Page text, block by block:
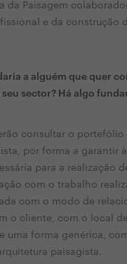
da Paisagem
e da construção
a alguém que quer
sector? Há algo
consultar o portefólio
por forma a garantir
para a realização
com o trabalho
com o modo de
o cliente, com o local
uma forma genérica,
paisagista.